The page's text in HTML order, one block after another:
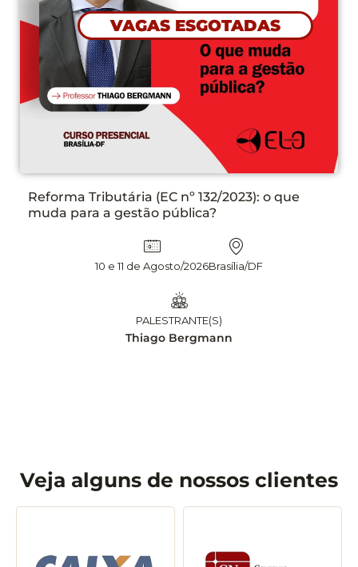
VAGAS ESGOTADAS
Reforma Tributária (EC nº 132/2023): o que
muda para a gestão pública?
10 e 11 de Agosto/2026Brasília/DF
PALESTRANTE(S)
Thiago Bergmann
Veja alguns de nossos clientes